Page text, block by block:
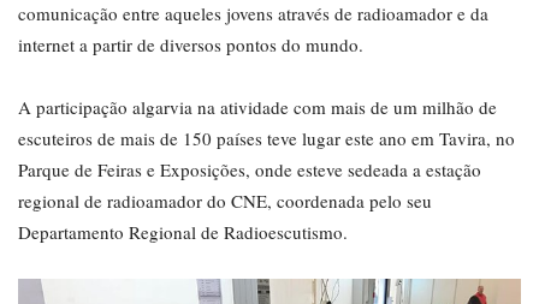
comunicação entre aqueles jovens através de radioamador e da
internet a partir de diversos pontos do mundo.
A participação algarvia na atividade com mais de um milhão de
escuteiros de mais de 150 países teve lugar este ano em Tavira, no
Parque de Feiras e Exposições, onde esteve sedeada a estação
regional de radioamador do CNE, coordenada pelo seu
Departamento Regional de Radioescutismo.